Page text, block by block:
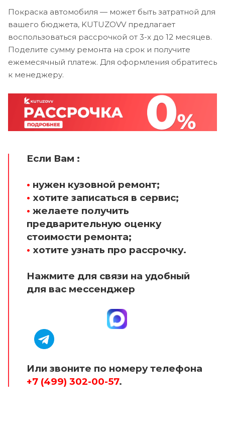
Покраска автомобиля — может быть затратной для
вашего бюджета, KUTUZOVV предлагает
воспользоваться рассрочкой от 3-х до 12 месяцев.
Поделите сумму ремонта на срок и получите
ежемесячный платеж. Для оформления обратитесь
к менеджеру.
Если Вам :
• нужен кузовной ремонт;
• хотите записаться в сервис;
• желаете получить
предварительную оценку
стоимости ремонта;
• хотите узнать про рассрочку.
Нажмите для связи на удобный
для вас мессенджер
Или звоните по номеру телефона
+7 (499) 302-00-57.